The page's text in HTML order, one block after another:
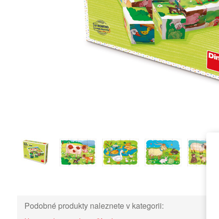
Podobné produkty naleznete v kategorii: